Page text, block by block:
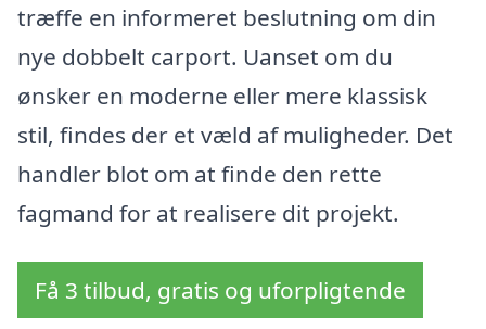
træffe en informeret beslutning om din
nye dobbelt carport. Uanset om du
ønsker en moderne eller mere klassisk
stil, findes der et væld af muligheder. Det
handler blot om at finde den rette
fagmand for at realisere dit projekt.
Få 3 tilbud, gratis og uforpligtende